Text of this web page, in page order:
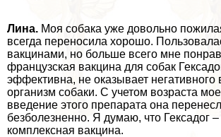
Лина. Моя собака уже довольно
всегда переносила хорошо.
вакцинами, но больше всего мне
французская вакцина для собак
эффективна, не оказывает негативного
организм собаки. С учетом возраста
введение этого препарата она
безболезненно. Я думаю, что Гексадог
комплексная вакцина.